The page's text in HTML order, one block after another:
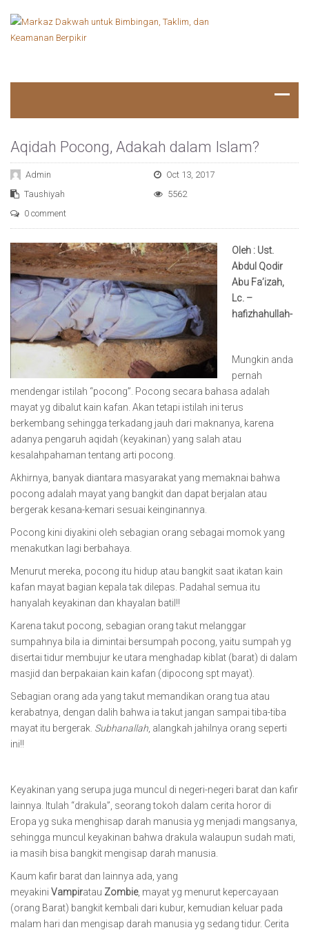
Aqidah Pocong, Adakah dalam Islam?
Admin
Oct 13, 2017
Taushiyah
5562
0 comment
Oleh : Ust.
Abdul Qodir
Abu Fa’izah,
Lc. –
hafizhahullah-
Mungkin anda
pernah
mendengar istilah “pocong”. Pocong secara bahasa adalah
mayat yg dibalut kain kafan. Akan tetapi istilah ini terus
berkembang sehingga terkadang jauh dari maknanya, karena
adanya pengaruh aqidah (keyakinan) yang salah atau
kesalahpahaman tentang arti pocong.
Akhirnya, banyak diantara masyarakat yang memaknai bahwa
pocong adalah mayat yang bangkit dan dapat berjalan atau
bergerak kesana-kemari sesuai keinginannya.
Pocong kini diyakini oleh sebagian orang sebagai momok yang
menakutkan lagi berbahaya.
Menurut mereka, pocong itu hidup atau bangkit saat ikatan kain
kafan mayat bagian kepala tak dilepas. Padahal semua itu
hanyalah keyakinan dan khayalan batil!!
Karena takut pocong, sebagian orang takut melanggar
sumpahnya bila ia dimintai bersumpah pocong, yaitu sumpah yg
disertai tidur membujur ke utara menghadap kiblat (barat) di dalam
masjid dan berpakaian kain kafan (dipocong spt mayat).
Sebagian orang ada yang takut memandikan orang tua atau
kerabatnya, dengan dalih bahwa ia takut jangan sampai tiba-tiba
mayat itu bergerak. Subhanallah , alangkah jahilnya orang seperti
ini!!
Keyakinan yang serupa juga muncul di negeri-negeri barat dan kafir
lainnya. Itulah “drakula”, seorang tokoh dalam cerita horor di
Eropa yg suka menghisap darah manusia yg menjadi mangsanya,
sehingga muncul keyakinan bahwa drakula walaupun sudah mati,
ia masih bisa bangkit mengisap darah manusia.
Kaum kafir barat dan lainnya ada, yang
meyakini Vampiratau Zombie, mayat yg menurut kepercayaan
(orang Barat) bangkit kembali dari kubur, kemudian keluar pada
malam hari dan mengisap darah manusia yg sedang tidur. Cerita